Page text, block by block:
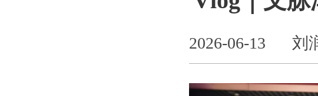
2026-06-13 刘